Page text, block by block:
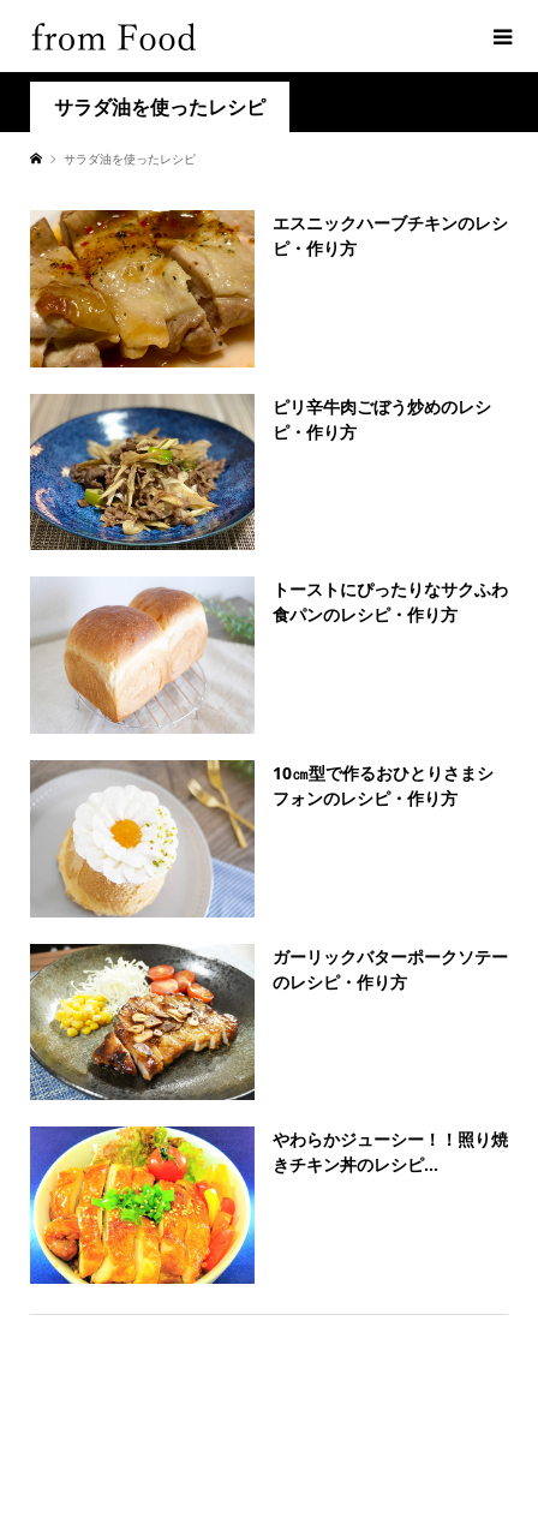
サラダ油を使ったレシピ
サラダ油を使ったレシピ
エスニックハーブチキンのレシ
ピ・作り方
ピリ辛牛肉ごぼう炒めのレシ
ピ・作り方
トーストにぴったりなサクふわ
食パンのレシピ・作り方
10㎝型で作るおひとりさまシ
フォンのレシピ・作り方
ガーリックバターポークソテー
のレシピ・作り方
やわらかジューシー！！照り焼
きチキン丼のレシピ...